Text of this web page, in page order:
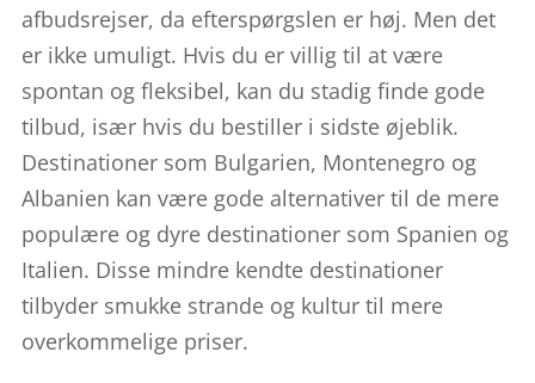
afbudsrejser, da efterspørgslen er høj. Men det
er ikke umuligt. Hvis du er villig til at være
spontan og fleksibel, kan du stadig finde gode
tilbud, især hvis du bestiller i sidste øjeblik.
Destinationer som Bulgarien, Montenegro og
Albanien kan være gode alternativer til de mere
populære og dyre destinationer som Spanien og
Italien. Disse mindre kendte destinationer
tilbyder smukke strande og kultur til mere
overkommelige priser.